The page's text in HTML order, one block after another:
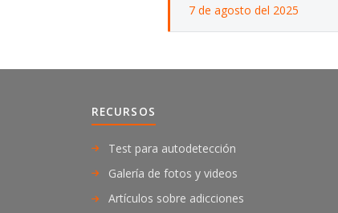
7 de agosto del 2025
RECURSOS
Test para autodetección
Galería de fotos y videos
Artículos sobre adicciones